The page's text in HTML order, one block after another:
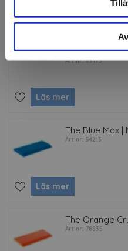
Knivblad AB-S
mm
Art nr: 69193
Läs mer
The Blue Max |
Art nr: 54213
Läs mer
The Orange
Art nr: 78835